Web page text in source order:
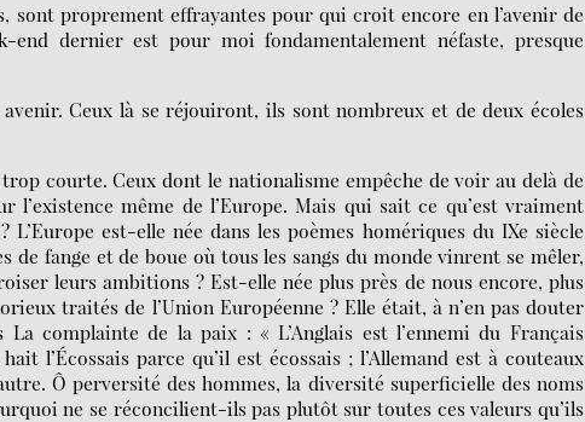
sont proprement effrayantes pour qui croit encore en l’avenir de
end dernier est pour moi fondamentalement néfaste, presque
Ceux là se réjouiront, ils sont nombreux et de deux écoles
courte. Ceux dont le nationalisme empêche de voir au delà de
même de l’Europe. Mais qui sait ce qu’est vraiment
est-elle née dans les poèmes homériques du IXe siècle
de fange et de boue où tous les sangs du monde vinrent se mêler,
leurs ambitions ? Est-elle née plus près de nous encore, plus
traités de l’Union Européenne ? Elle était, à n’en pas douter
complainte de la paix : « L’Anglais est l’ennemi du Français
l’Écossais parce qu’il est écossais ; l’Allemand est à couteaux
Ô perversité des hommes, la diversité superficielle des noms
ne se réconcilient-ils pas plutôt sur toutes ces valeurs qu’ils